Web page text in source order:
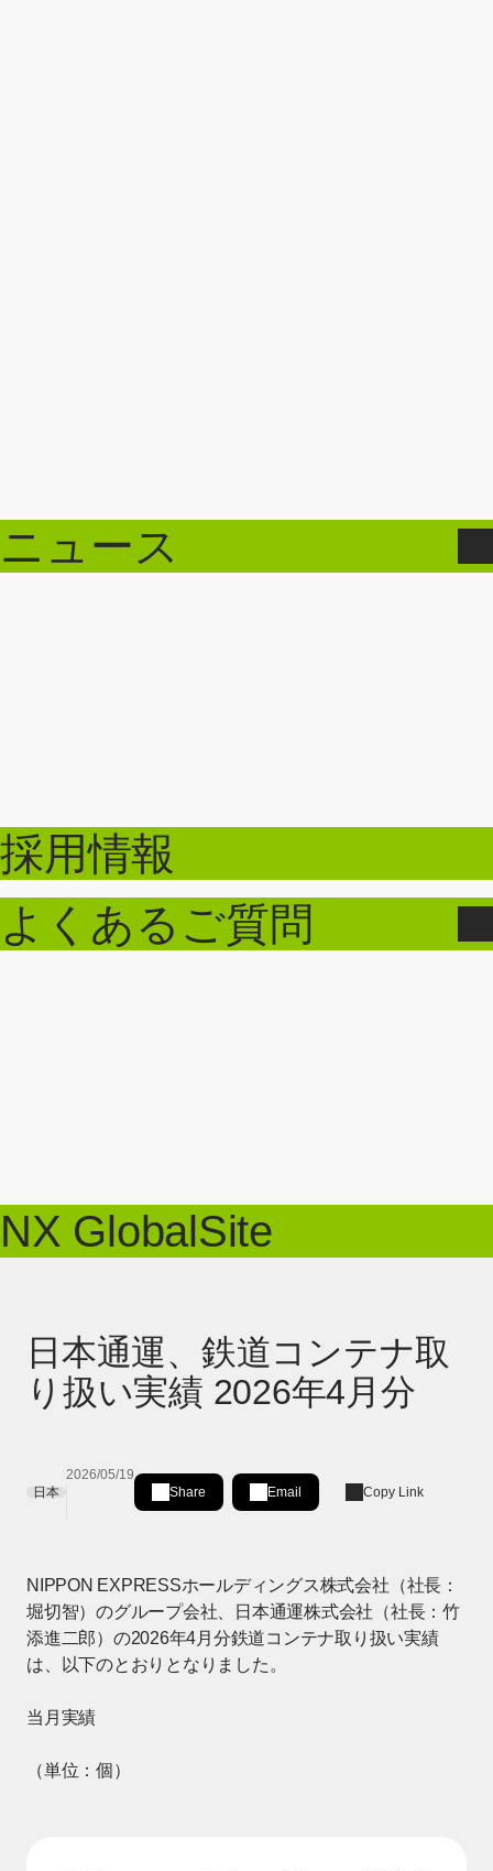
ニュース
採用情報
よくあるご質問
NX GlobalSite
日本通運、鉄道コンテナ取
り扱い実績 2026年4月分
日本
2026/05/19
Share
Share on LinkedIn
[Open in new window]
Email Copy Link
NIPPON EXPRESSホールディングス株式会社（社長：
堀切智）のグループ会社、日本通運株式会社（社長：竹
添進二郎）の2026年4月分鉄道コンテナ取り扱い実績
は、以下のとおりとなりました。
当月実績
（単位：個）